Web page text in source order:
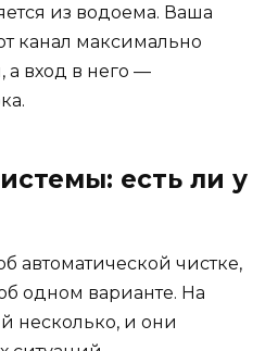
из водоема. Ваша
канал максимально
вход в него —
есть ли у
автоматической чистке,
одном варианте. На
несколько, и они